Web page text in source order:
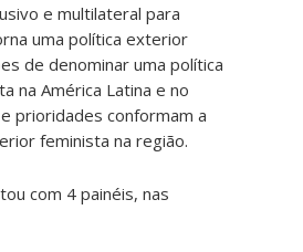
e multilateral para
uma política exterior
de denominar uma política
na América Latina e no
prioridades conformam a
feminista na região.
com 4 painéis, nas